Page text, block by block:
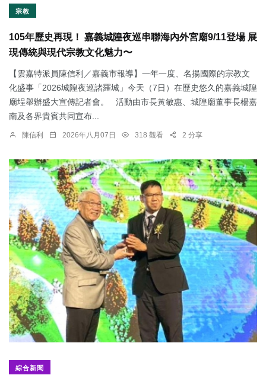
宗教
105年歷史再現！ 嘉義城隍夜巡串聯海內外宮廟9/11登場 展
現傳統與現代宗教文化魅力〜
【雲嘉特派員陳信利／嘉義市報導】一年一度、名揚國際的宗教文
化盛事「2026城隍夜巡諸羅城」今天（7日）在歷史悠久的嘉義城隍
廟埕舉辦盛大宣傳記者會。 活動由市長黃敏惠、城隍廟董事長楊嘉
南及各界貴賓共同宣布...
陳信利 2026年八月07日 318 觀看 2 分享
綜合新聞